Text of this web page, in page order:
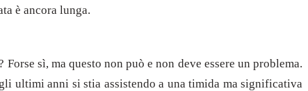
è ancora lunga.
sì, ma questo non può e non deve essere un problema.
ultimi anni si stia assistendo a una timida ma significativa